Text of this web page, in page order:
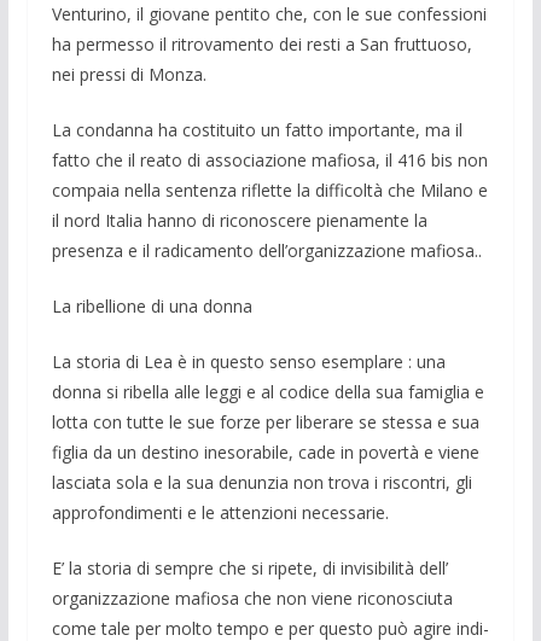
Venturino, il gio­vane pentito che, con le sue confessioni
ha permesso il ritrovamento dei resti a San fruttuoso,
nei pressi di Monza.
La condanna ha costituito un fatto im­portante, ma il
fatto che il reato di asso­ciazione mafiosa, il 416 bis non
compaia nella sentenza riflette la difficoltà che Milano e
il nord Italia hanno di ricono­scere pie­namente la
presenza e il radica­mento dell’organizzazione mafiosa..
La ribellione di una donna
La storia di Lea è in questo senso esemplare : una
donna si ribella alle leg­gi e al codice del­la sua famiglia e
lotta con tutte le sue forze per liberare se stes­sa e sua
figlia da un destino inesorabile, cade in povertà e viene
lasciata sola e la sua denunzia non trova i riscontri, gli
ap­profondimenti e le attenzioni necessarie.
E’ la storia di sempre che si ripete, di invisibilità dell’
organizzazione mafiosa che non viene riconosciuta
come tale per molto tempo e per que­sto può agire indi­